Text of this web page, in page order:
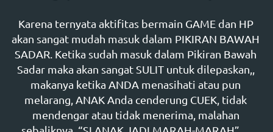
Karena ternyata aktifitas bermain GAME dan HP
akan sangat mudah masuk dalam PIKIRAN BAWAH
SADAR. Ketika sudah masuk dalam Pikiran Bawah
Sadar maka akan sangat SULIT untuk dilepaskan,,
makanya ketika ANDA menasihati atau pun
melarang, ANAK Anda cenderung CUEK, tidak
mendengar atau tidak menerima, malahan